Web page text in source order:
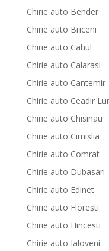
Chirie auto Bender
Chirie auto Briceni
Chirie auto Cahul
Chirie auto Calarasi
Chirie auto Cantemir
Chirie auto Ceadir
Chirie auto Chisinau
Chirie auto Cimișlia
Chirie auto Comrat
Chirie auto Dubasari
Chirie auto Edinet
Chirie auto Florești
Chirie auto Hinceşti
Chirie auto Ialoveni